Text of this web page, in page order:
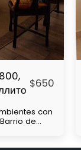
$650
con
de